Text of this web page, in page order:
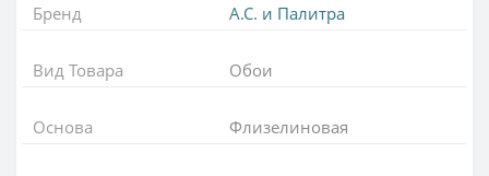
Бренд А.С. и Палитра
Вид Товара Обои
Основа Флизелиновая